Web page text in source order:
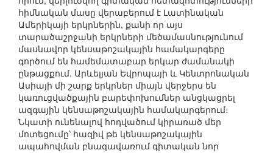
հիմնական մասը վերաբերում է Լատինական
Ամերիկայի երկրներին, քանի որ այս
տարածաշրջանի երկրների մեծամասնությունում
մասնավոր կենսաթոշակային համակարգերը
գործում են համեմատաբար երկար ժամանակի
ընթացքում. Արևելյան Եվրոպայի և Կենտրոնական
Ասիայի մի շարք երկրներ միայն վերջերս են
կառուցվածքային բարեփոխումներ անցկացրել
ազգային կենսաթոշակային համակարգերում։
Նկատի ունենալով հոդվածում կիրառած մեր
մոտեցումը՝ հազիվ թե կենսաթոշակային
ապահովման բնագավառում գիտական նոր